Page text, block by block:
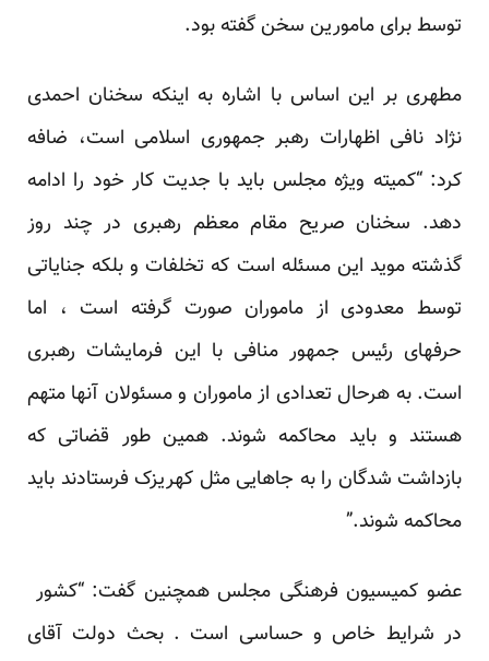
توسط برای مامورین سخن گفته بود.
مطهری بر این اساس با اشاره به اینکه سخنان احمدی
نژاد نافی اظهارات رهبر جمهوری اسلامی است، ضافه
کرد: “کمیته ویژه مجلس باید با جدیت کار خود را ادامه
دهد. سخنان صریح مقام معظم رهبری در چند روز
گذشته موید این مسئله است که تخلفات و بلکه جنایاتی
توسط معدودی از ماموران صورت گرفته است ، اما
حرفهای رئیس جمهور منافی با این فرمایشات رهبری
است. به هرحال تعدادی از ماموران و مسئولان آنها متهم
هستند و باید محاکمه شوند. همین طور قضاتی که
بازداشت شدگان را به جاهایی مثل کهریزک فرستادند باید
محاکمه شوند.”
عضو کمیسیون فرهنگی مجلس همچنین گفت: “کشور
در شرایط خاص و حساسی است . بحث دولت آقای